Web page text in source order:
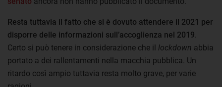
Resta tuttavia il fatto che si è dovuto attendere il 2021 per
disporre delle informazioni sull’accoglienza nel 2019
Certo si può tenere in considerazione che il lockdown abbia
portato a dei rallentamenti nella macchia pubblica. Un
ritardo così ampio tuttavia resta molto grave, per varie